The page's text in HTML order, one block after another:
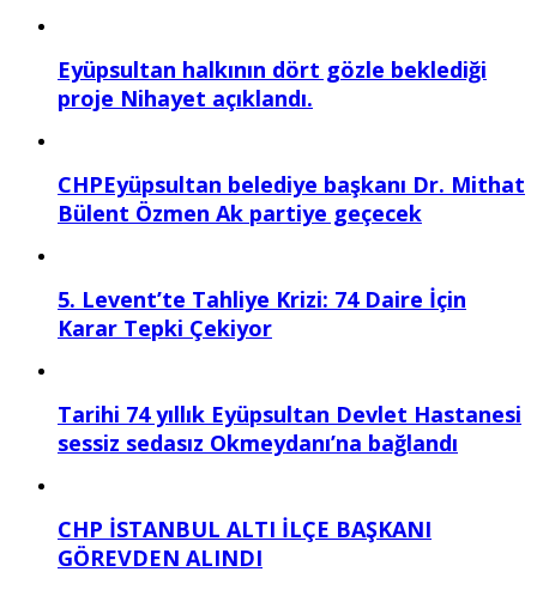
Eyüpsultan halkının dört gözle beklediği
proje Nihayet açıklandı.
CHPEyüpsultan belediye başkanı Dr. Mithat
Bülent Özmen Ak partiye geçecek
5. Levent’te Tahliye Krizi: 74 Daire İçin
Karar Tepki Çekiyor
Tarihi 74 yıllık Eyüpsultan Devlet Hastanesi
sessiz sedasız Okmeydanı’na bağlandı
CHP İSTANBUL ALTI İLÇE BAŞKANI
GÖREVDEN ALINDI